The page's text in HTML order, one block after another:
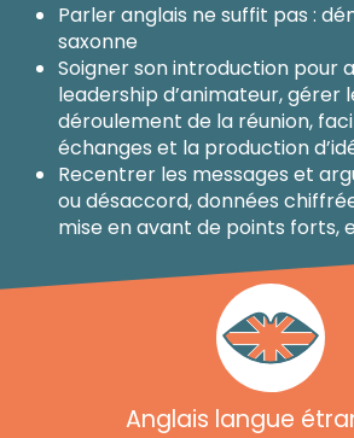
Parler anglais ne suffit pas :
saxonne
Soigner son introduction pour
leadership d’animateur, gérer
déroulement de la réunion,
échanges et la production
Recentrer les messages et
ou désaccord, données
mise en avant de points forts,
Anglais langue